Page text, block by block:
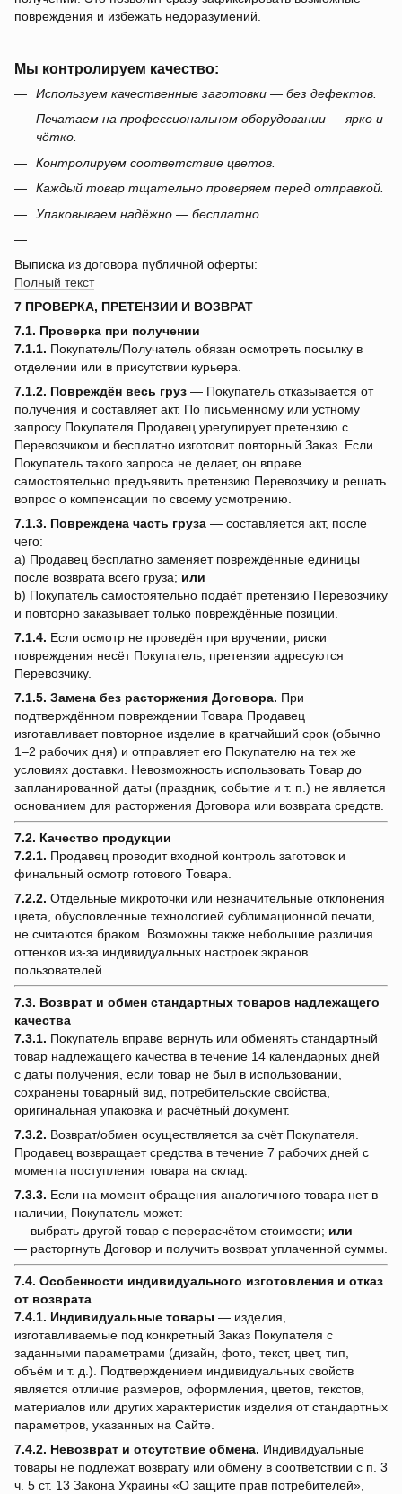
повреждения и избежать недоразумений.
Мы контролируем качество:
Используем качественные заготовки — без дефектов.
Печатаем на профессиональном оборудовании — ярко и
чётко.
Контролируем соответствие цветов.
Каждый товар тщательно проверяем перед отправкой.
Упаковываем надёжно — бесплатно.
Выписка из договора публичной оферты:
Полный текст
7 ПРОВЕРКА, ПРЕТЕНЗИИ И ВОЗВРАТ
7.1. Проверка при получении
7.1.1. Покупатель/Получатель обязан осмотреть посылку в
отделении или в присутствии курьера.
7.1.2. Повреждён весь груз — Покупатель отказывается от
получения и составляет акт. По письменному или устному
запросу Покупателя Продавец урегулирует претензию с
Перевозчиком и бесплатно изготовит повторный Заказ. Если
Покупатель такого запроса не делает, он вправе
самостоятельно предъявить претензию Перевозчику и решать
вопрос о компенсации по своему усмотрению.
7.1.3. Повреждена часть груза — составляется акт, после
чего:
a) Продавец бесплатно заменяет повреждённые единицы
после возврата всего груза; или
b) Покупатель самостоятельно подаёт претензию Перевозчику
и повторно заказывает только повреждённые позиции.
7.1.4. Если осмотр не проведён при вручении, риски
повреждения несёт Покупатель; претензии адресуются
Перевозчику.
7.1.5. Замена без расторжения Договора. При
подтверждённом повреждении Товара Продавец
изготавливает повторное изделие в кратчайший срок (обычно
1–2 рабочих дня) и отправляет его Покупателю на тех же
условиях доставки. Невозможность использовать Товар до
запланированной даты (праздник, событие и т. п.) не является
основанием для расторжения Договора или возврата средств.
7.2. Качество продукции
7.2.1. Продавец проводит входной контроль заготовок и
финальный осмотр готового Товара.
7.2.2. Отдельные микроточки или незначительные отклонения
цвета, обусловленные технологией сублимационной печати,
не считаются браком. Возможны также небольшие различия
оттенков из-за индивидуальных настроек экранов
пользователей.
7.3. Возврат и обмен стандартных товаров надлежащего
качества
7.3.1. Покупатель вправе вернуть или обменять стандартный
товар надлежащего качества в течение 14 календарных дней
с даты получения, если товар не был в использовании,
сохранены товарный вид, потребительские свойства,
оригинальная упаковка и расчётный документ.
7.3.2. Возврат/обмен осуществляется за счёт Покупателя.
Продавец возвращает средства в течение 7 рабочих дней с
момента поступления товара на склад.
7.3.3. Если на момент обращения аналогичного товара нет в
наличии, Покупатель может:
— выбрать другой товар с перерасчётом стоимости; или
— расторгнуть Договор и получить возврат уплаченной суммы.
7.4. Особенности индивидуального изготовления и отказ
от возврата
7.4.1. Индивидуальные товары — изделия,
изготавливаемые под конкретный Заказ Покупателя с
заданными параметрами (дизайн, фото, текст, цвет, тип,
объём и т. д.). Подтверждением индивидуальных свойств
является отличие размеров, оформления, цветов, текстов,
материалов или других характеристик изделия от стандартных
параметров, указанных на Сайте.
7.4.2. Невозврат и отсутствие обмена. Индивидуальные
товары не подлежат возврату или обмену в соответствии с п. 3
ч. 5 ст. 13 Закона Украины «О защите прав потребителей»,